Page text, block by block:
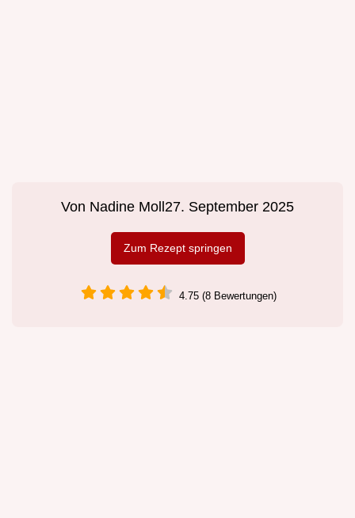
Von Nadine Moll 27. September 2025
Zum Rezept springen
4.75 (8 Bewertungen)